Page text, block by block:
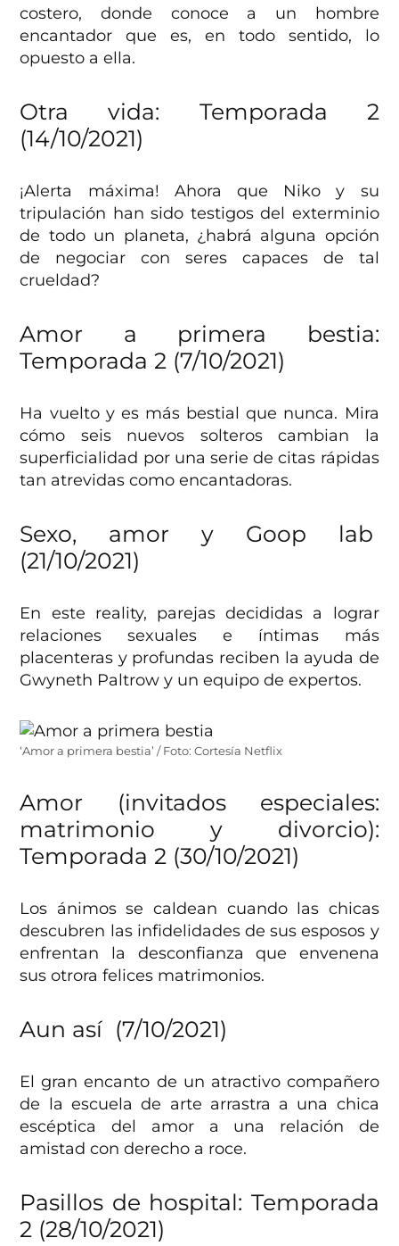
costero, donde conoce a un hombre
encantador que es, en todo sentido, lo
opuesto a ella.
Otra vida: Temporada 2
(14/10/2021)
¡Alerta máxima! Ahora que Niko y su
tripulación han sido testigos del exterminio
de todo un planeta, ¿habrá alguna opción
de negociar con seres capaces de tal
crueldad?
Amor a primera bestia:
Temporada 2 (7/10/2021)
Ha vuelto y es más bestial que nunca. Mira
cómo seis nuevos solteros cambian la
superficialidad por una serie de citas rápidas
tan atrevidas como encantadoras.
Sexo, amor y Goop lab
(21/10/2021)
En este reality, parejas decididas a lograr
relaciones sexuales e íntimas más
placenteras y profundas reciben la ayuda de
Gwyneth Paltrow y un equipo de expertos.
‘Amor a primera bestia’ / Foto: Cortesía Netflix
Amor (invitados especiales:
matrimonio y divorcio):
Temporada 2 (30/10/2021)
Los ánimos se caldean cuando las chicas
descubren las infidelidades de sus esposos y
enfrentan la desconfianza que envenena
sus otrora felices matrimonios.
Aun así (7/10/2021)
El gran encanto de un atractivo compañero
de la escuela de arte arrastra a una chica
escéptica del amor a una relación de
amistad con derecho a roce.
Pasillos de hospital: Temporada
2 (28/10/2021)